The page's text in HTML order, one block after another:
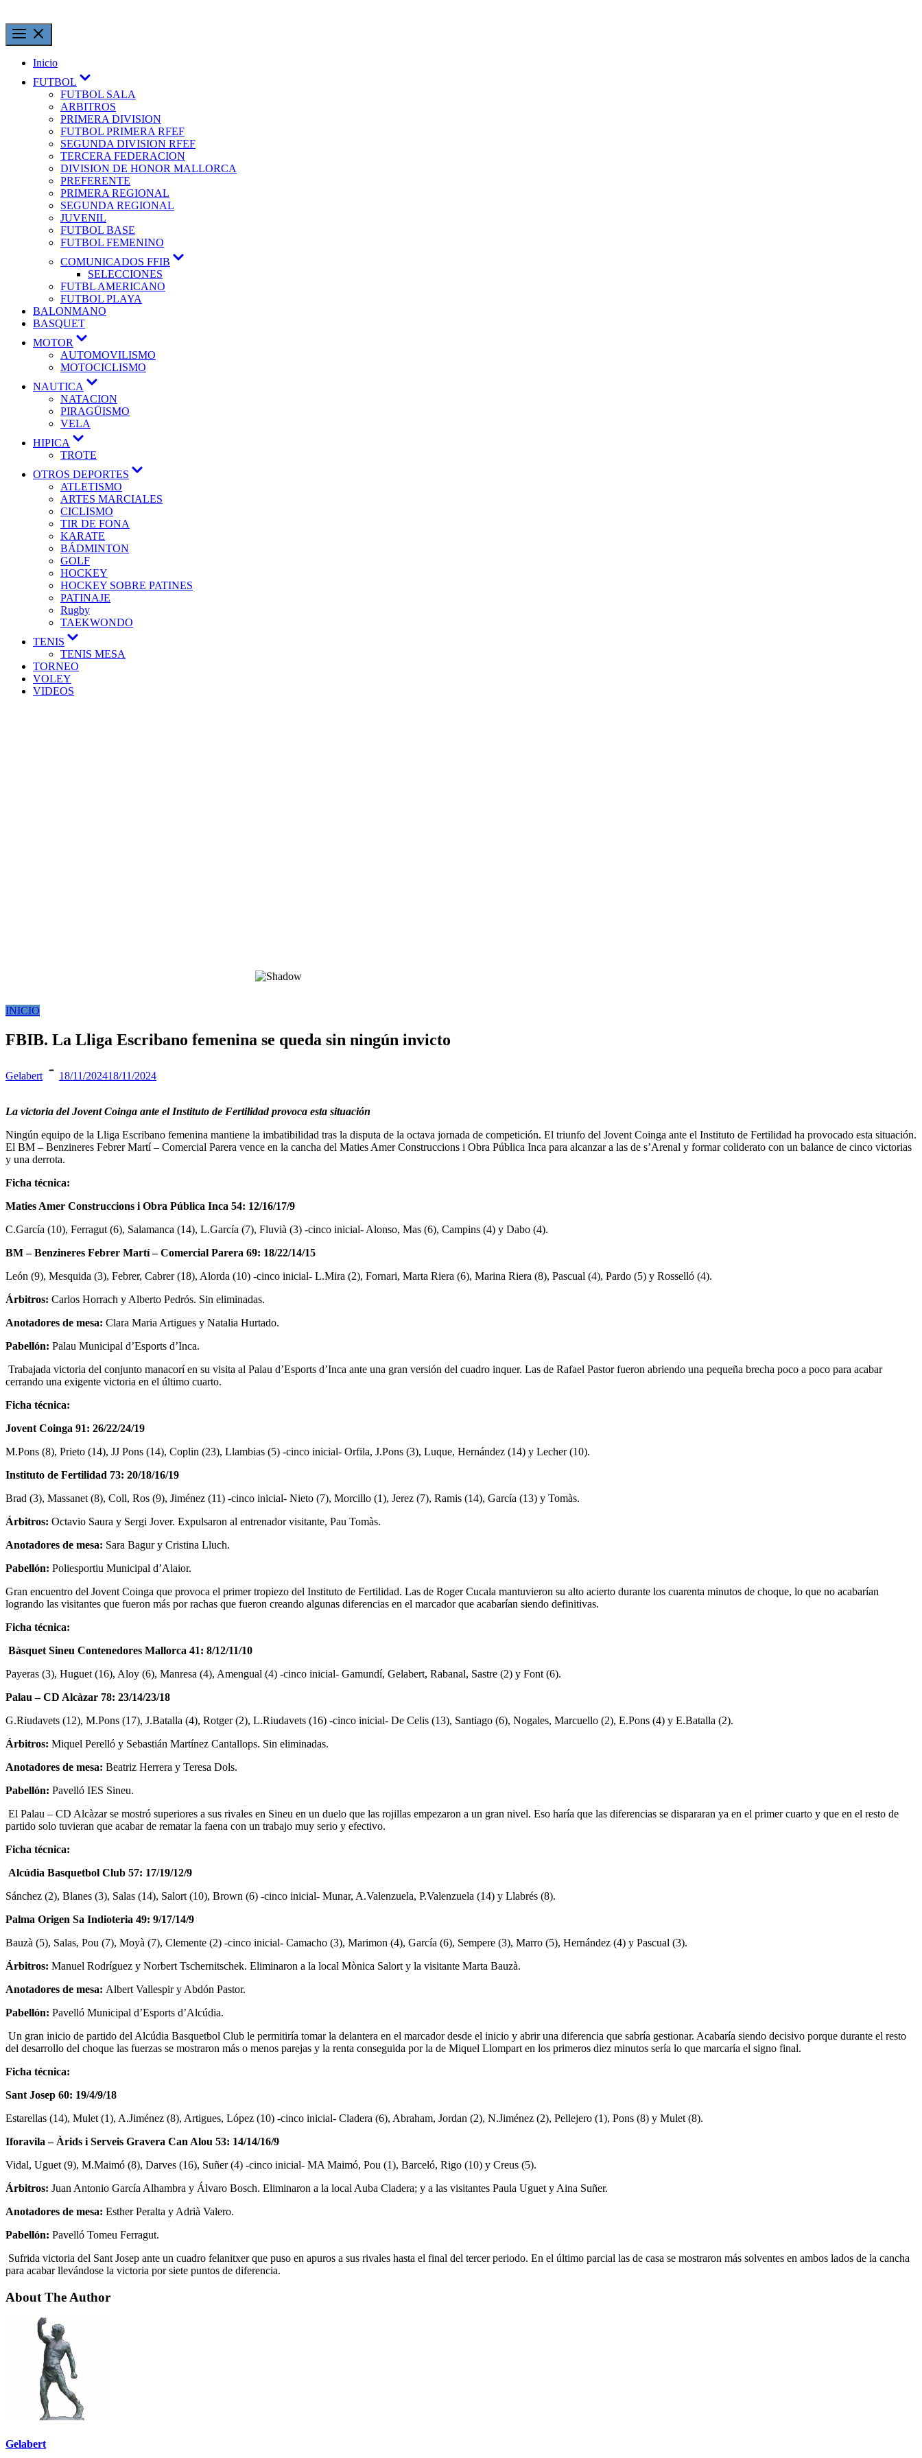
Inicio
FUTBOL
FUTBOL SALA
ARBITROS
PRIMERA DIVISION
FUTBOL PRIMERA RFEF
SEGUNDA DIVISION RFEF
TERCERA FEDERACION
DIVISION DE HONOR MALLORCA
PREFERENTE
PRIMERA REGIONAL
SEGUNDA REGIONAL
JUVENIL
FUTBOL BASE
FUTBOL FEMENINO
COMUNICADOS FFIB
SELECCIONES
FUTBL AMERICANO
FUTBOL PLAYA
BALONMANO
BASQUET
MOTOR
AUTOMOVILISMO
MOTOCICLISMO
NAUTICA
NATACION
PIRAGÜISMO
VELA
HIPICA
TROTE
OTROS DEPORTES
ATLETISMO
ARTES MARCIALES
CICLISMO
TIR DE FONA
KARATE
BÁDMINTON
GOLF
HOCKEY
HOCKEY SOBRE PATINES
PATINAJE
Rugby
TAEKWONDO
TENIS
TENIS MESA
TORNEO
VOLEY
VIDEOS
INICIO
FBIB. La Lliga Escribano femenina se queda sin ningún invicto
Gelabert 18/11/202418/11/2024
La victoria del Jovent Coinga ante el Instituto de Fertilidad provoca esta situación
Ningún equipo de la Lliga Escribano femenina mantiene la imbatibilidad tras la disputa de la octava jornada de competición. El triunfo del Jovent Coinga ante el Instituto de Fertilidad ha provocado esta situación.
El BM – Benzineres Febrer Martí – Comercial Parera vence en la cancha del Maties Amer Construccions i Obra Pública Inca para alcanzar a las de s’Arenal y formar coliderato con un balance de cinco victorias
y una derrota.
Ficha técnica:
Maties Amer Construccions i Obra Pública Inca 54: 12/16/17/9
C.García (10), Ferragut (6), Salamanca (14), L.García (7), Fluvià (3) -cinco inicial- Alonso, Mas (6), Campins (4) y Dabo (4).
BM – Benzineres Febrer Martí – Comercial Parera 69: 18/22/14/15
León (9), Mesquida (3), Febrer, Cabrer (18), Alorda (10) -cinco inicial- L.Mira (2), Fornari, Marta Riera (6), Marina Riera (8), Pascual (4), Pardo (5) y Rosselló (4).
Árbitros: Carlos Horrach y Alberto Pedrós. Sin eliminadas.
Anotadores de mesa: Clara Maria Artigues y Natalia Hurtado.
Pabellón: Palau Municipal d’Esports d’Inca.
Trabajada victoria del conjunto manacorí en su visita al Palau d’Esports d’Inca ante una gran versión del cuadro inquer. Las de Rafael Pastor fueron abriendo una pequeña brecha poco a poco para acabar
cerrando una exigente victoria en el último cuarto.
Ficha técnica:
Jovent Coinga 91: 26/22/24/19
M.Pons (8), Prieto (14), JJ Pons (14), Coplin (23), Llambias (5) -cinco inicial- Orfila, J.Pons (3), Luque, Hernández (14) y Lecher (10).
Instituto de Fertilidad 73: 20/18/16/19
Brad (3), Massanet (8), Coll, Ros (9), Jiménez (11) -cinco inicial- Nieto (7), Morcillo (1), Jerez (7), Ramis (14), García (13) y Tomàs.
Árbitros: Octavio Saura y Sergi Jover. Expulsaron al entrenador visitante, Pau Tomàs.
Anotadores de mesa: Sara Bagur y Cristina Lluch.
Pabellón: Poliesportiu Municipal d’Alaior.
Gran encuentro del Jovent Coinga que provoca el primer tropiezo del Instituto de Fertilidad. Las de Roger Cucala mantuvieron su alto acierto durante los cuarenta minutos de choque, lo que no acabarían
logrando las visitantes que fueron más por rachas que fueron creando algunas diferencias en el marcador que acabarían siendo definitivas.
Ficha técnica:
Bàsquet Sineu Contenedores Mallorca 41: 8/12/11/10
Payeras (3), Huguet (16), Aloy (6), Manresa (4), Amengual (4) -cinco inicial- Gamundí, Gelabert, Rabanal, Sastre (2) y Font (6).
Palau – CD Alcàzar 78: 23/14/23/18
G.Riudavets (12), M.Pons (17), J.Batalla (4), Rotger (2), L.Riudavets (16) -cinco inicial- De Celis (13), Santiago (6), Nogales, Marcuello (2), E.Pons (4) y E.Batalla (2).
Árbitros: Miquel Perelló y Sebastián Martínez Cantallops. Sin eliminadas.
Anotadores de mesa: Beatriz Herrera y Teresa Dols.
Pabellón: Pavelló IES Sineu.
El Palau – CD Alcàzar se mostró superiores a sus rivales en Sineu en un duelo que las rojillas empezaron a un gran nivel. Eso haría que las diferencias se dispararan ya en el primer cuarto y que en el resto de
partido solo tuvieran que acabar de rematar la faena con un trabajo muy serio y efectivo.
Ficha técnica:
Alcúdia Basquetbol Club 57: 17/19/12/9
Sánchez (2), Blanes (3), Salas (14), Salort (10), Brown (6) -cinco inicial- Munar, A.Valenzuela, P.Valenzuela (14) y Llabrés (8).
Palma Origen Sa Indioteria 49: 9/17/14/9
Bauzà (5), Salas, Pou (7), Moyà (7), Clemente (2) -cinco inicial- Camacho (3), Marimon (4), García (6), Sempere (3), Marro (5), Hernández (4) y Pascual (3).
Árbitros: Manuel Rodríguez y Norbert Tschernitschek. Eliminaron a la local Mònica Salort y la visitante Marta Bauzà.
Anotadores de mesa: Albert Vallespir y Abdón Pastor.
Pabellón: Pavelló Municipal d’Esports d’Alcúdia.
Un gran inicio de partido del Alcúdia Basquetbol Club le permitiría tomar la delantera en el marcador desde el inicio y abrir una diferencia que sabría gestionar. Acabaría siendo decisivo porque durante el resto
del desarrollo del choque las fuerzas se mostraron más o menos parejas y la renta conseguida por la de Miquel Llompart en los primeros diez minutos sería lo que marcaría el signo final.
Ficha técnica:
Sant Josep 60: 19/4/9/18
Estarellas (14), Mulet (1), A.Jiménez (8), Artigues, López (10) -cinco inicial- Cladera (6), Abraham, Jordan (2), N.Jiménez (2), Pellejero (1), Pons (8) y Mulet (8).
Iforavila – Àrids i Serveis Gravera Can Alou 53: 14/14/16/9
Vidal, Uguet (9), M.Maimó (8), Darves (16), Suñer (4) -cinco inicial- MA Maimó, Pou (1), Barceló, Rigo (10) y Creus (5).
Árbitros: Juan Antonio García Alhambra y Álvaro Bosch. Eliminaron a la local Auba Cladera; y a las visitantes Paula Uguet y Aina Suñer.
Anotadores de mesa: Esther Peralta y Adrià Valero.
Pabellón: Pavelló Tomeu Ferragut.
Sufrida victoria del Sant Josep ante un cuadro felanitxer que puso en apuros a sus rivales hasta el final del tercer periodo. En el último parcial las de casa se mostraron más solventes en ambos lados de la cancha
para acabar llevándose la victoria por siete puntos de diferencia.
About The Author
Gelabert